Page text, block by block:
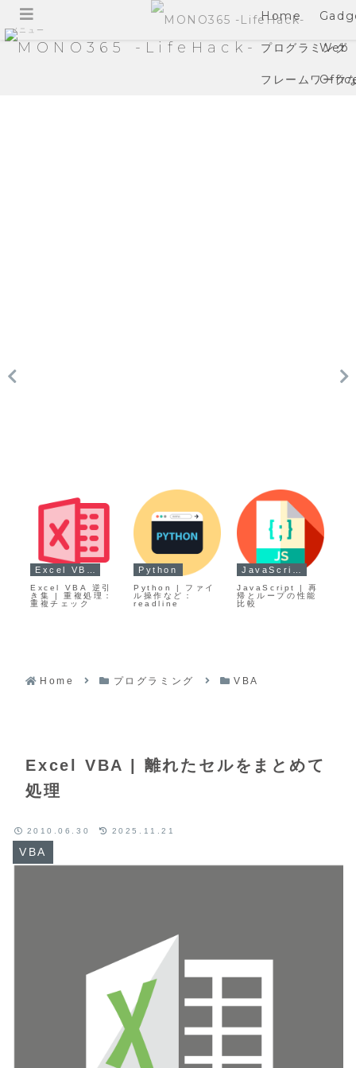
Home
プログラミング
Web
フレームワーク
Excel VBA逆引き
Excel VBA 逆引
き集 | 重複処理：
重複チェック
Python
Python | ファイ
ル操作など：
readline
JavaScript
JavaScript | 再
帰とループの性能
比較
Home プログラミング VBA
Excel VBA | 離れたセルをまとめて
処理
VBA
2010.06.30 2025.11.21
メニュー